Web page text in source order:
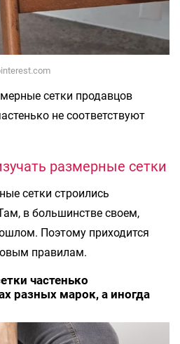
сетки продавцов
не соответствуют
размерные сетки
сетки строились
в большинстве своем,
Поэтому приходится
правилам.
частенько
разных марок, а иногда